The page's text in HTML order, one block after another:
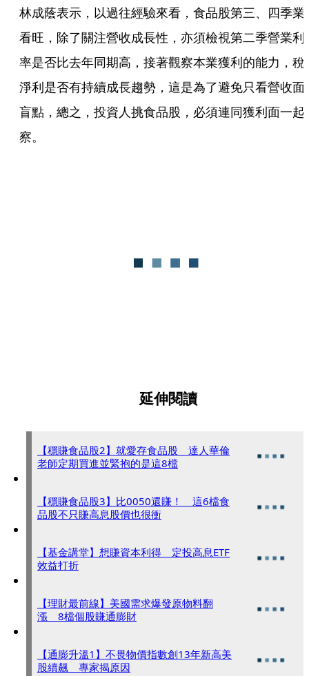
林成蔭表示，以過往經驗來看，食品股第三、四季業
看旺，除了關注營收成長性，亦須檢視第二季營業利
率是否比去年同期高，接著觀察本業獲利的能力，稅
淨利是否有持續成長趨勢，這是為了避免只看營收面
盲點，總之，投資人挑食品股，必須連同獲利面一起
察。
延伸閱讀
【穩賺食品股2】就愛存食品股 達人華倫
老師定期買進並緊抱的是這8檔
【穩賺食品股3】比0050還賺！ 這6檔食
品股不只賺高息股價也很衝
【基金講堂】想賺資本利得 定投高息ETF
效益打折
【理財最前線】美國需求爆發原物料翻
漲 8檔個股賺通膨財
【通膨升溫1】不畏物價指數創13年新高美
股續飆 專家揭原因